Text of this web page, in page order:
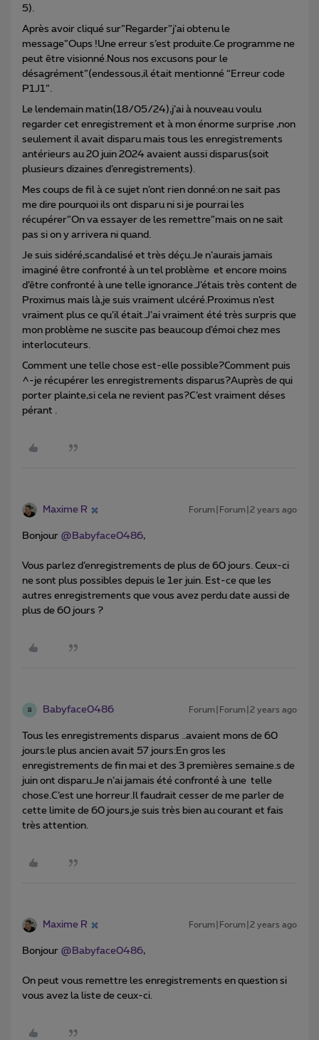
5).
Après avoir cliqué sur”Regarder”j’ai obtenu le
message”Oups !Une erreur s’est produite.Ce programme ne
peut être visionné.Nous nos excusons pour le
désagrément”(endessous,il était mentionné “Erreur code
P1J1”.
Le lendemain matin(18/05/24),j’ai à nouveau voulu
regarder cet enregistrement et à mon énorme surprise ,non
seulement il avait disparu mais tous les enregistrements
antérieurs au 20 juin 2024 avaient aussi disparus(soit
plusieurs dizaines d’enregistrements).
Mes coups de fil à ce sujet n’ont rien donné:on ne sait pas
me dire pourquoi ils ont disparu ni si je pourrai les
récupérer”On va essayer de les remettre”mais on ne sait
pas si on y arrivera ni quand.
Je suis sidéré,scandalisé et très déçu.Je n’aurais jamais
imaginé être confronté à un tel problème et encore moins
d’être confronté à une telle ignorance.J’étais très content de
Proximus mais là,je suis vraiment ulcéré.Proximus n’est
vraiment plus ce qu’il était.J’ai vraiment été très surpris que
mon problème ne suscite pas beaucoup d’émoi chez mes
interlocuteurs.
Comment une telle chose est-elle possible?Comment puis
^-je récupérer les enregistrements disparus?Auprès de qui
porter plainte,si cela ne revient pas?C’est vraiment déses
pérant .
Maxime R Forum|Forum|2 years ago
Bonjour @Babyface0486,
Vous parlez d’enregistrements de plus de 60 jours. Ceux-ci
ne sont plus possibles depuis le 1er juin. Est-ce que les
autres enregistrements que vous avez perdu date aussi de
plus de 60 jours ?
B Babyface0486 Forum|Forum|2 years ago
Tous les enregistrements disparus ..avaient mons de 60
jours:le plus ancien avait 57 jours:En gros les
enregistrements de fin mai et des 3 premières semaine.s de
juin ont disparu.Je n’ai jamais été confronté à une telle
chose.C’est une horreur.Il faudrait cesser de me parler de
cette limite de 60 jours,je suis très bien au courant et fais
très attention.
Maxime R Forum|Forum|2 years ago
Bonjour @Babyface0486,
On peut vous remettre les enregistrements en question si
vous avez la liste de ceux-ci.